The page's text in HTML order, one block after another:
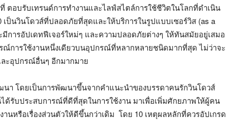
ตอบรับเทรนด์การทำงานและไลฟ์สไตล์การใช้ชีวิตในโลกที่ดำเนิน
ป็นวินโดวส์ที่ปลอดภัยที่สุดและให้บริการในรูปแบบเซอร์วิส (as a
มีการอัปเดทฟีเจอร์ใหม่ๆ และความปลอดภัยต่างๆ ให้ทันสมัยอยู่เสมอ
ณ์การใช้งานหนึ่งเดียวบนอุปกรณ์ที่หลากหลายชนิดมากที่สุด ไม่ว่าจะ
ะอุปกรณ์อื่นๆ อีกมากมาย
า โดยเป็นการพัฒนาขึ้นจากคำแนะนำของบรรดาคนรักวินโดวส์
ด้รับประสบการณ์ที่ดีที่สุดในการใช้งาน มาเพื่อเพิ่มศักยภาพให้ผู้คน
านหรือเรื่องส่วนตัวให้ดีขึ้นกว่าเดิม โดย 10 เหตุผลหลักที่ควรอัปเกรด